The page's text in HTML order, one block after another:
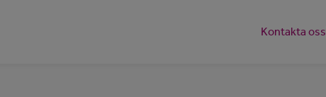
Kontakta oss